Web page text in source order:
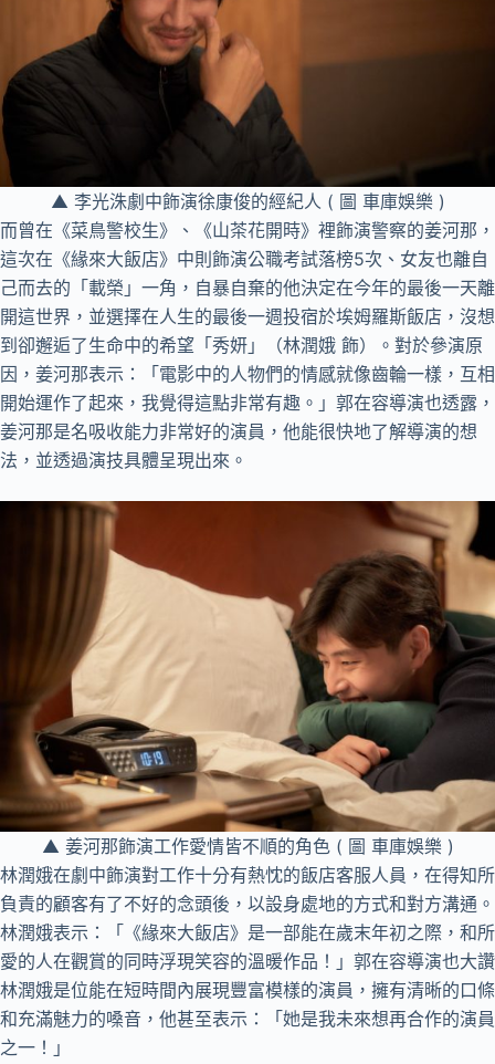
▲ 李光洙劇中飾演徐康俊的經紀人 ( 圖 車庫娛樂 )
而曾在《菜鳥警校生》、《山茶花開時》裡飾演警察的姜河那，
這次在《緣來大飯店》中則飾演公職考試落榜5次、女友也離自
己而去的「載榮」一角，自暴自棄的他決定在今年的最後一天離
開這世界，並選擇在人生的最後一週投宿於埃姆羅斯飯店，沒想
到卻邂逅了生命中的希望「秀妍」（林潤娥 飾）。對於參演原
因，姜河那表示：「電影中的人物們的情感就像齒輪一樣，互相
開始運作了起來，我覺得這點非常有趣。」郭在容導演也透露，
姜河那是名吸收能力非常好的演員，他能很快地了解導演的想
法，並透過演技具體呈現出來。
▲ 姜河那飾演工作愛情皆不順的角色 ( 圖 車庫娛樂 )
林潤娥在劇中飾演對工作十分有熱忱的飯店客服人員，在得知所
負責的顧客有了不好的念頭後，以設身處地的方式和對方溝通。
林潤娥表示：「《緣來大飯店》是一部能在歲末年初之際，和所
愛的人在觀賞的同時浮現笑容的溫暖作品！」郭在容導演也大讚
林潤娥是位能在短時間內展現豐富模樣的演員，擁有清晰的口條
和充滿魅力的嗓音，他甚至表示：「她是我未來想再合作的演員
之一！」